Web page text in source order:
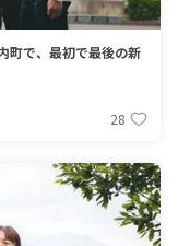
町で、最初で最後の新
28